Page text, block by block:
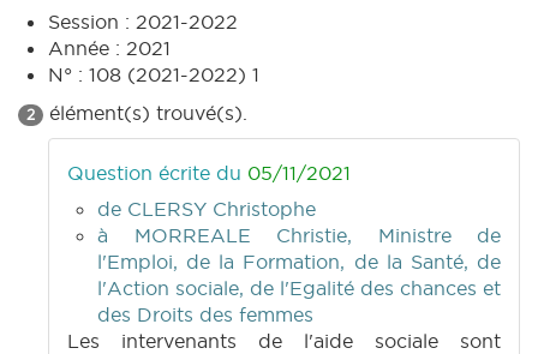
Session : 2021-2022
Année : 2021
N° : 108 (2021-2022) 1
2 élément(s) trouvé(s).
Question écrite du 05/11/2021
de CLERSY Christophe
à MORREALE Christie, Ministre de
l'Emploi, de la Formation, de la Santé, de
l'Action sociale, de l'Egalité des chances et
des Droits des femmes
Les intervenants de l'aide sociale sont